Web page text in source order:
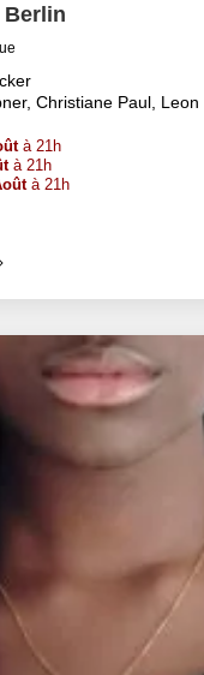
Berlin
Christiane Paul, Leon
à 21h
à 21h
à 21h